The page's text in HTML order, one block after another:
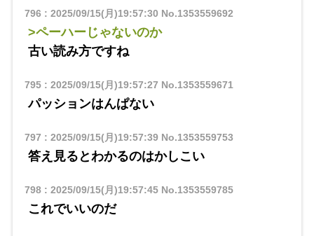
796 : 2025/09/15(月)19:57:30 No.1353559692
>ペーハーじゃないのか
古い読み方ですね
795: 2025/09/15(月)19:57:27 No.1353559671
パッションはんぱない
797 : 2025/09/15(月)19:57:39No.1353559753
答え見るとわかるのはかしこい
798: 2025/09/15(月)19:57:45No.1353559785
これでいいのだ